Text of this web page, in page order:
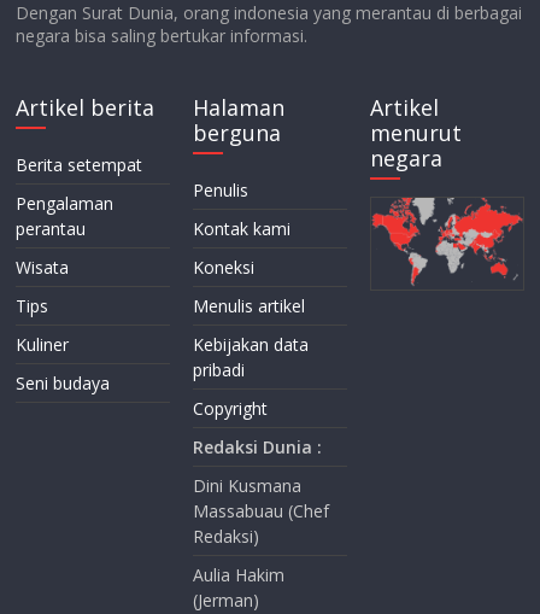
Dengan Surat Dunia, orang indonesia yang merantau di berbagai
negara bisa saling bertukar informasi.
Artikel berita
Berita setempat
Pengalaman
perantau
Wisata
Tips
Kuliner
Seni budaya
Halaman
berguna
Penulis
Kontak kami
Koneksi
Menulis artikel
Kebijakan data
pribadi
Copyright
Redaksi Dunia :
Dini Kusmana
Massabuau (Chef
Redaksi)
Aulia Hakim
(Jerman)
Artikel
menurut
negara